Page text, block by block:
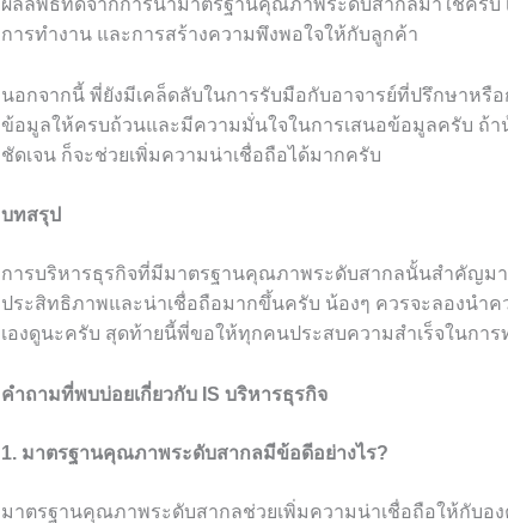
ผลลัพธ์ที่ดีจากการนำมาตรฐานคุณภาพระดับสากลมาใช้ครับ
การทำงาน และการสร้างความพึงพอใจให้กับลูกค้า
นอกจากนี้ พี่ยังมีเคล็ดลับในการรับมือกับอาจารย์ที่ปรึกษาหรื
ข้อมูลให้ครบถ้วนและมีความมั่นใจในการเสนอข้อมูลครับ ถ้า
ชัดเจน ก็จะช่วยเพิ่มความน่าเชื่อถือได้มากครับ
บทสรุป
การบริหารธุรกิจที่มีมาตรฐานคุณภาพระดับสากลนั้นสำคัญมา
ประสิทธิภาพและน่าเชื่อถือมากขึ้นครับ น้องๆ ควรจะลองนำ
เองดูนะครับ สุดท้ายนี้พี่ขอให้ทุกคนประสบความสำเร็จในการ
คำถามที่พบบ่อยเกี่ยวกับ IS บริหารธุรกิจ
1. มาตรฐานคุณภาพระดับสากลมีข้อดีอย่างไร?
มาตรฐานคุณภาพระดับสากลช่วยเพิ่มความน่าเชื่อถือให้กับอ